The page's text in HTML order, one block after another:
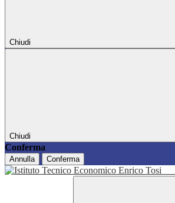
Chiudi
Chiudi
Conferma
Annulla Conferma